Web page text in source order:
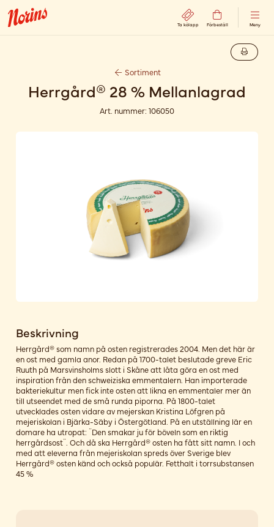
Ta kölapp Förbeställ Meny
Sortiment
Herrgård® 28 % Mellanlagrad
Art. nummer: 106050
Beskrivning
Herrgård® som namn på osten registrerades 2004. Men det här är
en ost med gamla anor. Redan på 1700-talet beslutade greve Eric
Ruuth på Marsvinsholms slott i Skåne att låta göra en ost med
inspiration från den schweiziska emmentalern. Han importerade
bakteriekultur men fick inte osten att likna en emmentaler mer än
till utseendet med de små runda piporna. På 1800-talet
utvecklades osten vidare av mejerskan Kristina Löfgren på
mejeriskolan i Bjärka-Säby i Östergötland. På en utställning lär en
domare ha utropat: ¨Den smakar ju för böveln som en riktig
herrgårdsost¨. Och då ska Herrgård® osten ha fått sitt namn. I och
med att eleverna från mejeriskolan spreds över Sverige blev
Herrgård® osten känd och också populär. Fetthalt i torrsubstansen
45 %